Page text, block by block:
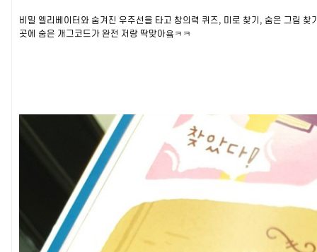
비밀 엘리베이터와 숨겨진 우주선을 타고 창의력 퀴즈, 미로 찾기, 숨은 그림
곳에 숨은 개그코드가 완전 저랑 딱맞아욬ㅋㅋ